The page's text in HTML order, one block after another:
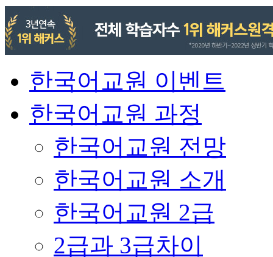
한국어교원 이벤트
한국어교원 과정
한국어교원 전망
한국어교원 소개
한국어교원 2급
2급과 3급차이